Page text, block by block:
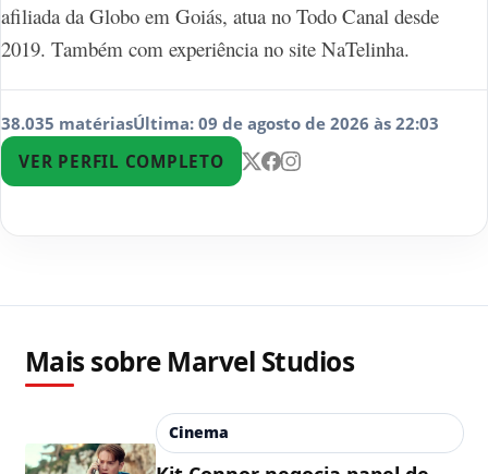
afiliada da Globo em Goiás, atua no Todo Canal desde
2019. Também com experiência no site NaTelinha.
38.035 matériasÚltima: 09 de agosto de 2026 às 22:03
VER PERFIL COMPLETO
Mais sobre Marvel Studios
Cinema